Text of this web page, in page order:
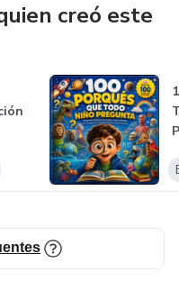
creó este